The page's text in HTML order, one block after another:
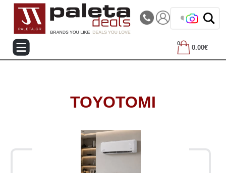
Τηλεφωνικές Παραγγελίες: 2105714144 |||
❤️ Βρες τα
0
0.00€
TOYOTOMI